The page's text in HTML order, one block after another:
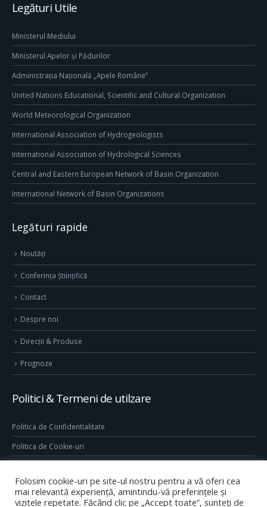
Legături Utile
Ministerul Mediului
Ministerul Apelor și Pădurilor
Administrația Națională „Apele Române”
United Nations Educational, Scientific and Cultural Organization
World Meteorological Organization
International Association of Hydrogeologists
International Association of Hydrological Sciences
Central and Eastern European Network of Basin Organization
International Network of Basin Organizations
Legături rapide
Noutăți
Conferința Științifică
Contact
Despre noi
Direcţii & Produse
Prognoze
Politici & Termeni de utilzare
Politica de Confidentialitate
Politica de Cookie-uri
Conditii generale de utilizare site
Folosim cookie-uri pe site-ul nostru pentru a vă oferi cea
mai relevantă experiență, amintindu-vă preferințele și
vizitele repetate. Făcând clic pe „Accept toate”, sunteți de